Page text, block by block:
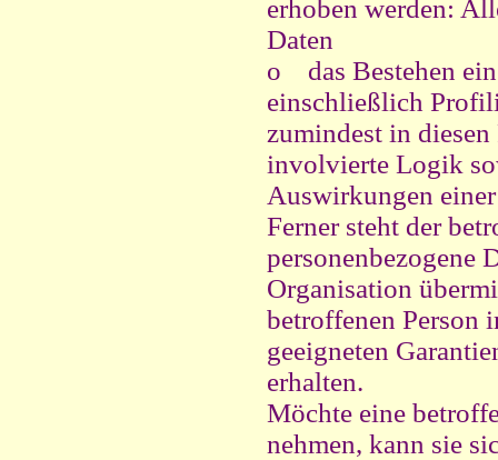
erhoben werden:
Daten
o
das Bestehen
einschließlich
zumindest in
involvierte Logik
Auswirkungen
Ferner steht der
personenbezogene
Organisation
betroffenen Person
geeigneten
erhalten.
Möchte eine
nehmen, kann sie